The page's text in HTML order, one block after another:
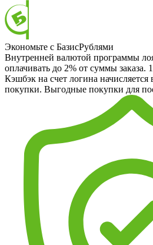
Экономьте с БазисРублями
Внутренней валютой программы
оплачивать до 2% от суммы заказа.
Кэшбэк на счет логина начисляется
покупки. Выгодные покупки для